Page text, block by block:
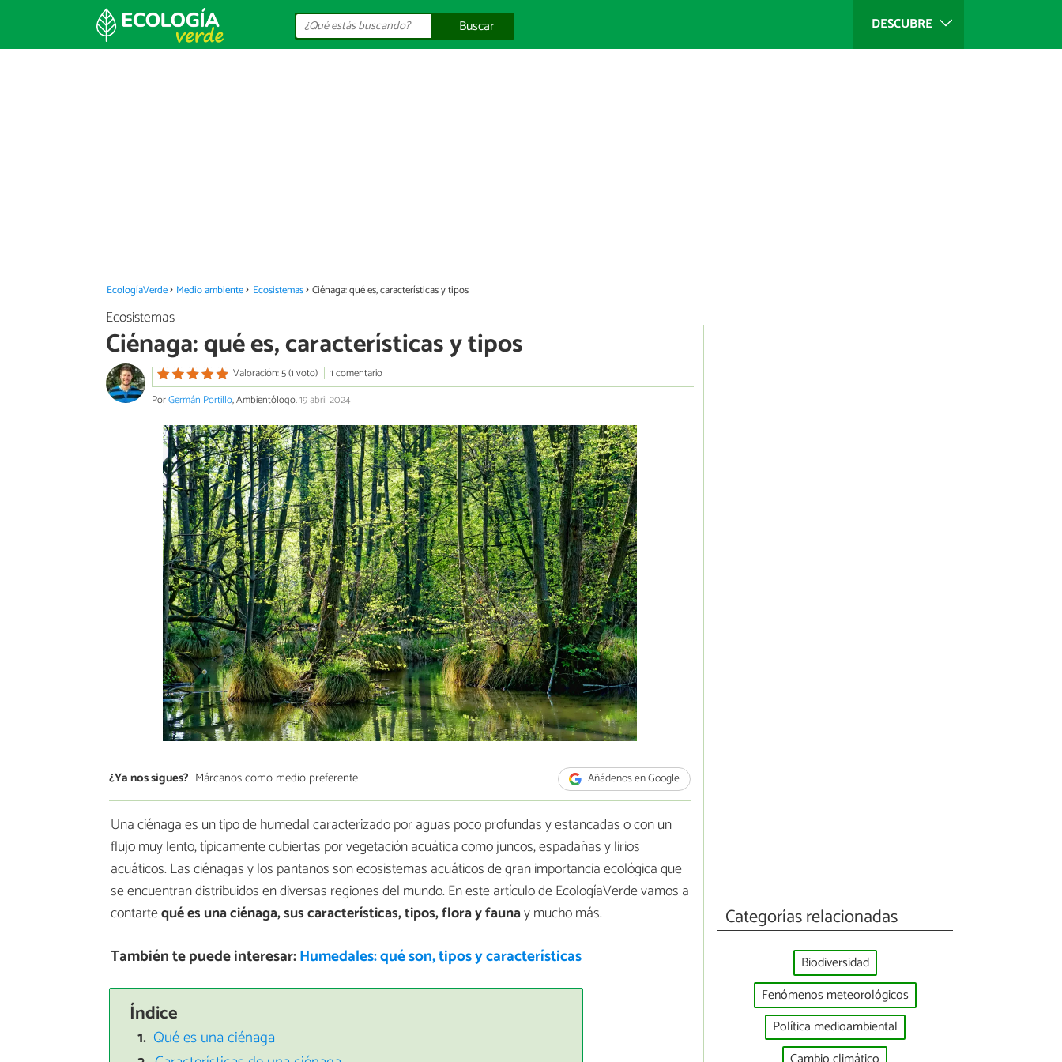
DESCUBRE
Buscar
EcologíaVerde Medio ambiente Ecosistemas Ciénaga: qué es, características y tipos
Ecosistemas
Ciénaga: qué es, características y tipos
Valoración: 5 (1 voto)
1 comentario
PorGermán Portillo, Ambientólogo.19 abril 2024
¿Ya nos sigues? Márcanos como medio preferente Añádenos en Google
Una ciénaga es un tipo de humedal caracterizado por aguas poco profundas y estancadas o con un
flujo muy lento, típicamente cubiertas por vegetación acuática como juncos, espadañas y lirios
acuáticos. Las ciénagas y los pantanos son ecosistemas acuáticos de gran importancia ecológica que
se encuentran distribuidos en diversas regiones del mundo. En este artículo de EcologíaVerde vamos a
contartequé es una ciénaga, sus características, tipos, flora y faunay mucho más.
También te puede interesar:Humedales: qué son, tipos y características
Índice
Qué es una ciénaga
Categorías relacionadas
Biodiversidad
Fenómenos meteorológicos
Política medioambiental